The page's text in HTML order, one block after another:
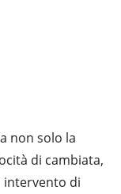
non solo la
di cambiata,
intervento di